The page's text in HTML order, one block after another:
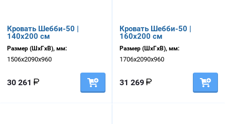
Кровать Шебби-50 |
140х200 см
Размер (ШхГхВ), мм:
1506х2090х960
30 261
Кровать Шебби-50 |
160х200 см
Размер (ШхГхВ), мм:
1706х2090х960
31 269